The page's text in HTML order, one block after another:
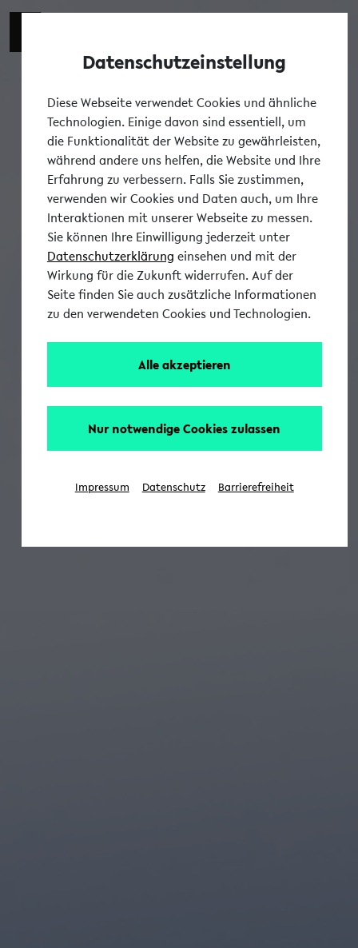
Datenschutzeinstellung
Diese Webseite verwendet Cookies und ähnliche
Technologien. Einige davon sind essentiell, um
die Funktionalität der Website zu gewährleisten,
während andere uns helfen, die Website und Ihre
Erfahrung zu verbessern. Falls Sie zustimmen,
verwenden wir Cookies und Daten auch, um Ihre
Interaktionen mit unserer Webseite zu messen.
Sie können Ihre Einwilligung jederzeit unter
Datenschutzerklärung einsehen und mit der
Wirkung für die Zukunft widerrufen. Auf der
Seite finden Sie auch zusätzliche Informationen
zu den verwendeten Cookies und Technologien.
Alle akzeptieren
Nur notwendige Cookies zulassen
Impressum Datenschutz Barrierefreiheit